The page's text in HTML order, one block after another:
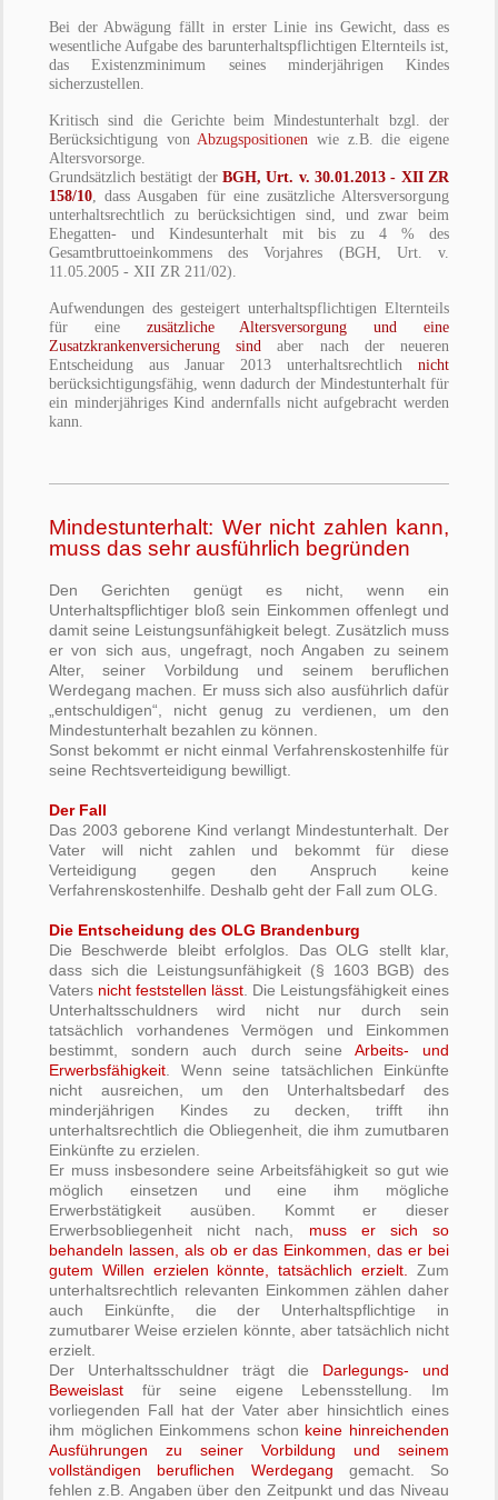
Bei der Abwägung fällt in erster Linie ins Gewicht, dass es
wesentliche Aufgabe des barunterhaltspflichtigen Elternteils ist,
das Existenzminimum seines minderjährigen Kindes
sicherzustellen.
Kritisch sind die Gerichte beim Mindestunterhalt bzgl. der
Berücksichtigung von Abzugspositionen wie z.B. die eigene
Altersvorsorge.
Grundsätzlich bestätigt der BGH, Urt. v. 30.01.2013 - XII ZR
158/10 , dass Ausgaben für eine zusätzliche Altersversorgung
unterhaltsrechtlich zu berücksichtigen sind, und zwar beim
Ehegatten- und Kindesunterhalt mit bis zu 4 % des
Gesamtbruttoeinkommens des Vorjahres (BGH, Urt. v.
11.05.2005 - XII ZR 211/02).
Aufwendungen des gesteigert unterhaltspflichtigen Elternteils
für eine zusätzliche Altersversorgung und eine
Zusatzkrankenversicherung sind
aber nach der neueren
Entscheidung aus Januar 2013 unterhaltsrechtlich nicht
berücksichtigungsfähig, wenn dadurch der Mindestunterhalt für
ein minderjähriges Kind andernfalls nicht aufgebracht werden
kann.
Mindestunterhalt: Wer nicht zahlen kann,
muss das sehr ausführlich begründen
Den Gerichten genügt es nicht, wenn ein
Unterhaltspflichtiger bloß sein Einkommen offenlegt und
damit seine Leistungsunfähigkeit belegt. Zusätzlich muss
er von sich aus, ungefragt, noch Angaben zu seinem
Alter, seiner Vorbildung und seinem beruflichen
Werdegang machen. Er muss sich also ausführlich dafür
„entschuldigen“, nicht genug zu verdienen, um den
Mindestunterhalt bezahlen zu können.
Sonst bekommt er nicht einmal Verfahrenskostenhilfe für
seine Rechtsverteidigung bewilligt.
Der Fall
Das 2003 geborene Kind verlangt Mindestunterhalt. Der
Vater will nicht zahlen und bekommt für diese
Verteidigung gegen den Anspruch keine
Verfahrenskostenhilfe. Deshalb geht der Fall zum OLG.
Die Entscheidung des OLG Brandenburg
Die Beschwerde bleibt erfolglos. Das OLG stellt klar,
dass sich die Leistungsunfähigkeit (§ 1603 BGB) des
Vaters nicht feststellen lässt . Die Leistungsfähigkeit eines
Unterhaltsschuldners wird nicht nur durch sein
tatsächlich vorhandenes Vermögen und Einkommen
bestimmt, sondern auch durch seine Arbeits- und
Erwerbsfähigkeit . Wenn seine tatsächlichen Einkünfte
nicht ausreichen, um den Unterhaltsbedarf des
minderjährigen Kindes zu decken, trifft ihn
unterhaltsrechtlich die Obliegenheit, die ihm zumutbaren
Einkünfte zu erzielen.
Er muss insbesondere seine Arbeitsfähigkeit so gut wie
möglich einsetzen und eine ihm mögliche
Erwerbstätigkeit ausüben. Kommt er dieser
Erwerbsobliegenheit nicht nach, muss er sich so
behandeln lassen, als ob er das Einkommen, das er bei
gutem Willen erzielen könnte, tatsächlich erzielt.
Zum
unterhaltsrechtlich relevanten Einkommen zählen daher
auch Einkünfte, die der Unterhaltspflichtige in
zumutbarer Weise erzielen könnte, aber tatsächlich nicht
erzielt.
Der Unterhaltsschuldner trägt die Darlegungs- und
Beweislast für seine eigene Lebensstellung. Im
vorliegenden Fall hat der Vater aber hinsichtlich eines
ihm möglichen Einkommens schon keine hinreichenden
Ausführungen zu seiner Vorbildung und seinem
vollständigen beruflichen Werdegang gemacht. So
fehlen z.B. Angaben über den Zeitpunkt und das Niveau